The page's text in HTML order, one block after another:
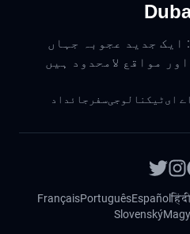
ایک جدید عجوبہ جہاں
مواقع لامحدود ہیں
ایٹیکنالوجیسفر جائداد
Español
Português
Français
Slovenský